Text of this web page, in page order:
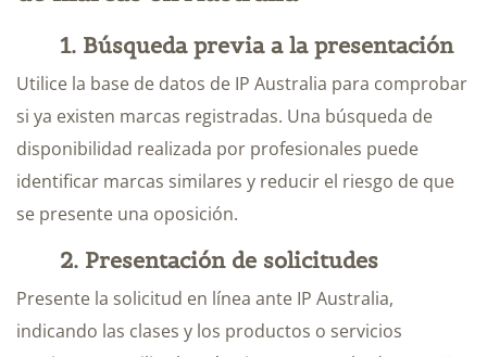
1. Búsqueda previa a la presentación
Utilice la base de datos de IP Australia para comprobar
si ya existen marcas registradas. Una búsqueda de
disponibilidad realizada por profesionales puede
identificar marcas similares y reducir el riesgo de que
se presente una oposición.
2. Presentación de solicitudes
Presente la solicitud en línea ante IP Australia,
indicando las clases y los productos o servicios